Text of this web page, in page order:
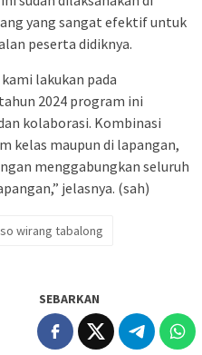
yang sangat efektif untuk
peserta didiknya.
lakukan pada
2024 program ini
kolaborasi. Kombinasi
kelas maupun di lapangan,
menggabungkan seluruh
jelasnya. (sah)
wirang tabalong
SEBARKAN